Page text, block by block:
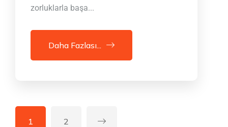
zorluklarla başa...
Daha Fazlası...
1 2